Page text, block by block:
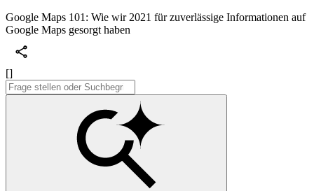
Google Maps 101: Wie wir 2021 für zuverlässige Informationen auf
Google Maps gesorgt haben
[]